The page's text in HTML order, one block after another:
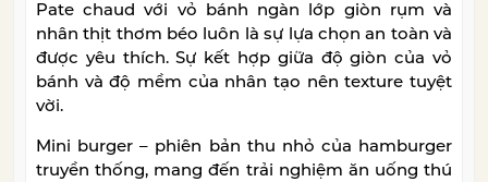
Pate chaud với vỏ bánh ngàn lớp giòn rụm và
nhân thịt thơm béo luôn là sự lựa chọn an toàn và
được yêu thích. Sự kết hợp giữa độ giòn của vỏ
bánh và độ mềm của nhân tạo nên texture tuyệt
vời.
Mini burger – phiên bản thu nhỏ của hamburger
truyền thống, mang đến trải nghiệm ăn uống thú